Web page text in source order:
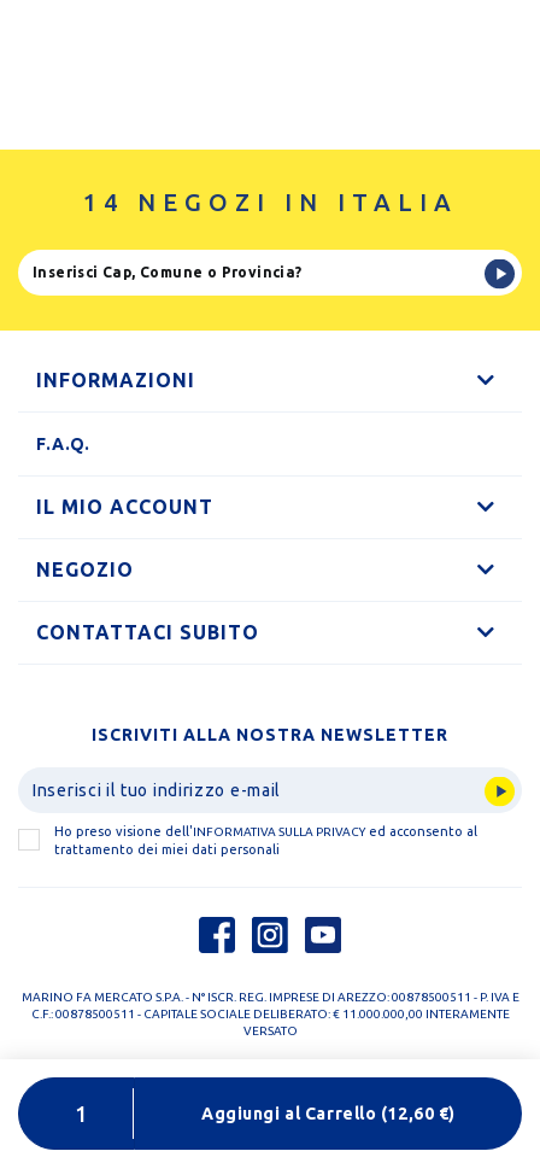
Aggiungi al Carrello (12,60 €)
14 NEGOZI IN ITALIA
INFORMAZIONI
F.A.Q.
IL MIO ACCOUNT
NEGOZIO
CONTATTACI SUBITO
ISCRIVITI ALLA NOSTRA NEWSLETTER
Ho preso visione dell'INFORMATIVA SULLA PRIVACYed acconsento al
trattamento dei miei dati personali
MARINO FA MERCATO S.P.A. - N° ISCR. REG. IMPRESE DI AREZZO: 00878500511 - P. IVA E
C.F.: 00878500511 - CAPITALE SOCIALE DELIBERATO: € 11.000.000,00 INTERAMENTE
VERSATO
PRIVACY POLICY
COOKIE POLICY